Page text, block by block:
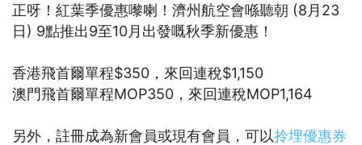
正呀！紅葉季優惠嚟喇！濟州航空會喺聽朝 (8月23
日) 9點推出9至10月出發嘅秋季新優惠！
香港飛首爾單程$350，來回連稅$1,150
澳門飛首爾單程MOP350，來回連稅MOP1,164
另外，註冊成為新會員或現有會員，可以拎埋優惠券